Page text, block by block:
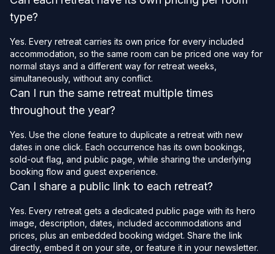
type?
Yes. Every retreat carries its own price for every included
accommodation, so the same room can be priced one way for
normal stays and a different way for retreat weeks,
simultaneously, without any conflict.
Can I run the same retreat multiple times
throughout the year?
Yes. Use the clone feature to duplicate a retreat with new
dates in one click. Each occurrence has its own bookings,
sold-out flag, and public page, while sharing the underlying
booking flow and guest experience.
Can I share a public link to each retreat?
Yes. Every retreat gets a dedicated public page with its hero
image, description, dates, included accommodations and
prices, plus an embedded booking widget. Share the link
directly, embed it on your site, or feature it in your newsletter.